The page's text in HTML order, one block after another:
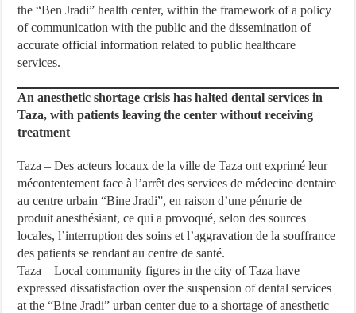
the “Ben Jradi” health center, within the framework of a policy
of communication with the public and the dissemination of
accurate official information related to public healthcare
services.
An anesthetic shortage crisis has halted dental services in
Taza, with patients leaving the center without receiving
treatment
Taza – Des acteurs locaux de la ville de Taza ont exprimé leur
mécontentement face à l’arrêt des services de médecine dentaire
au centre urbain “Bine Jradi”, en raison d’une pénurie de
produit anesthésiant, ce qui a provoqué, selon des sources
locales, l’interruption des soins et l’aggravation de la souffrance
des patients se rendant au centre de santé.
Taza – Local community figures in the city of Taza have
expressed dissatisfaction over the suspension of dental services
at the “Bine Jradi” urban center due to a shortage of anesthetic